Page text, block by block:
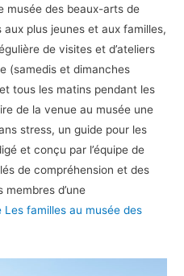
musée des beaux-arts de
plus jeunes et aux familles,
de visites et d’ateliers
(samedis et dimanches
tous les matins pendant les
de la venue au musée une
stress, un guide pour les
et conçu par l’équipe de
de compréhension et des
d’une
Les familles au musée des